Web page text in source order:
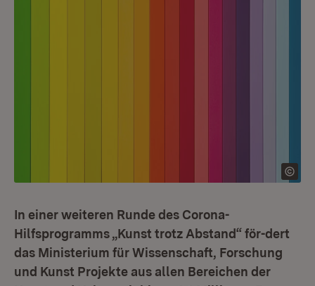
In einer weiteren Runde des Corona-
Hilfsprogramms „Kunst trotz Abstand“ för-dert
das Ministerium für Wissenschaft, Forschung
und Kunst Projekte aus allen Bereichen der